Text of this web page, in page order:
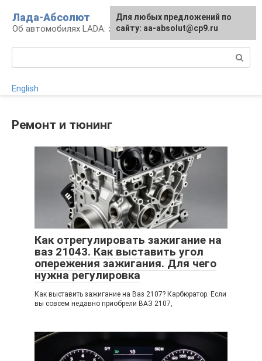
контенту
Лада-Абсолют
Об автомобилях LADA: эксплуатация и сервис
English
Ремонт и тюнинг
Как отрегулировать зажигание на
ваз 21043. Как выставить угол
опережения зажигания. Для чего
нужна регулировка
Как выставить зажигание на Ваз 2107? Карбюратор. Если
вы совсем недавно приобрели ВАЗ 2107,
Для любых предложений по
сайту: aa-absolut@cp9.ru